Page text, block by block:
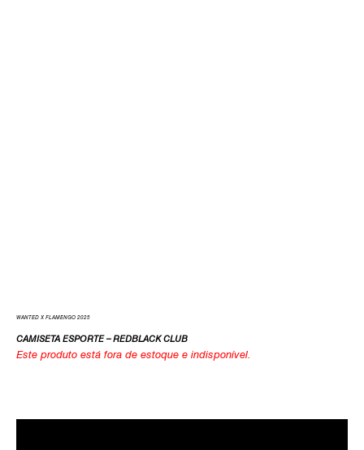
WANTED X FLAMENGO 2025
CAMISETA ESPORTE – REDBLACK CLUB
Este produto está fora de estoque e indisponível.